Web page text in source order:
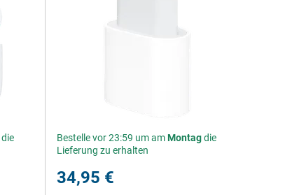
die
Bestelle vor 23:59 um amMontagdie
Lieferung zu erhalten
34,95 €